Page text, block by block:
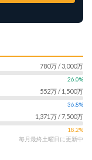
780万 / 3,000万
26.0%
552万 / 1,500万
36.8%
1,371万 / 7,500万
18.2%
毎月最終土曜日に更新中